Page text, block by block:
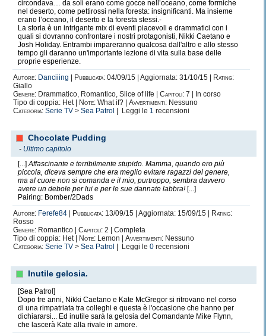
circondava… da soli erano come gocce nell’oceano, come formiche
nel deserto, come pettirossi nella foresta: insignificanti. Ma insieme
erano l’oceano, il deserto e la foresta stessi.-
La storia è un intrigante mix di eventi piacevoli e drammatici con i
quali si dovranno confrontare i nostri protagonisti, Nikki Caetano e
Josh Holiday. Entrambi impareranno qualcosa dall'altro e allo stesso
tempo gli daranno un'importante lezione di vita sulla base delle
proprie esperienze.
Autore: Danciiing Pubblicata: 04/09/15 | Aggiornata: 31/10/15 |
Rating:
Giallo
Genere: Drammatico, Romantico, Slice of life | Capitoli: 7 | In corso
Tipo di coppia: Het |
Note: What if? | Avvertimenti: Nessuno
Categoria: Serie TV > Sea Patrol | Leggi le 1 recensioni
Chocolate Pudding
- Ultimo capitolo
[...]Affascinante e terribilmente stupido. Mamma, quando ero più
piccola, diceva sempre che era meglio evitare ragazzi del genere,
ma al cuore non si comanda e il mio, purtroppo, sembra davvero
avere un debole per lui e per le sue dannate labbra! [...]
Pairing: Bomber/2Dads
Autore: Ferefe84 Pubblicata: 13/09/15 | Aggiornata: 15/09/15 |
Rating:
Rosso
Genere: Romantico | Capitoli: 2 | Completa
Tipo di coppia: Het |
Note: Lemon | Avvertimenti: Nessuno
Categoria: Serie TV > Sea Patrol | Leggi le 0 recensioni
Inutile gelosia.
[Sea Patrol]
Dopo tre anni, Nikki Caetano e Kate McGregor si ritrovano nel corso
di una rimpatriata tra colleghi e questa è l'occasione che hanno per
dichiararsi... Ed inutile sarà la gelosia del Comandante Mike Flynn,
che lascerà Kate alla rivale in amore.